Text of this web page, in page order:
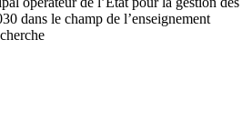
dans le champ de l’enseignement